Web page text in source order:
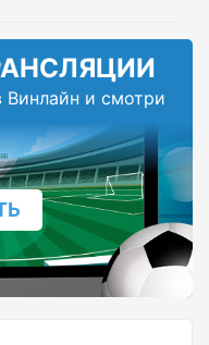
Винлайн и смотри